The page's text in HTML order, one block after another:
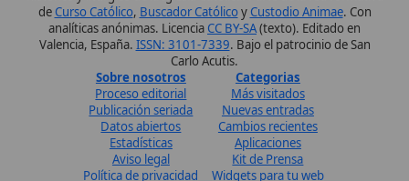
Canal de WhatsApp
Únete · publicación regular
Perfil de Instagram
Síguenos · @wikitolica